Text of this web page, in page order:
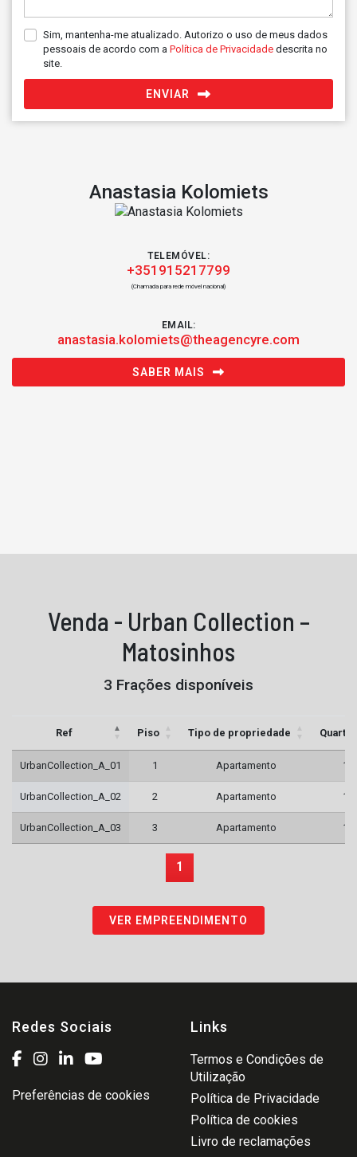
Sim, mantenha-me atualizado. Autorizo o uso de meus dados
pessoais de acordo com a Política de Privacidade descrita no
site.
ENVIAR
Anastasia Kolomiets
TELEMÓVEL:
+351915217799
(Chamada para rede móvel nacional)
EMAIL:
anastasia.kolomiets@theagencyre.com
SABER MAIS
Venda - Urban Collection –
Matosinhos
3 Frações disponíveis
Ref Piso Tipo de propriedade Quartos
UrbanCollection_A_01 1 Apartamento 1
UrbanCollection_A_02 2 Apartamento 1
UrbanCollection_A_03 3 Apartamento 1
1
VER EMPREENDIMENTO
Redes Sociais
Preferências de cookies
Links
Termos e Condições de
Utilização
Política de Privacidade
Política de cookies
Livro de reclamações